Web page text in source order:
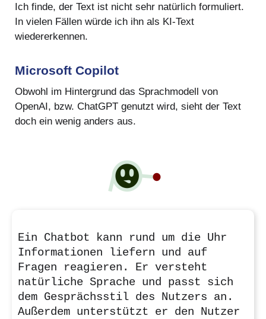
Ich finde, der Text ist nicht sehr natürlich formuliert.
In vielen Fällen würde ich ihn als KI-Text
wiedererkennen.
Microsoft Copilot
Obwohl im Hintergrund das Sprachmodell von
OpenAI, bzw. ChatGPT genutzt wird, sieht der Text
doch ein wenig anders aus.
Ein Chatbot kann rund um die Uhr
Informationen liefern und auf
Fragen reagieren. Er versteht
natürliche Sprache und passt sich
dem Gesprächsstil des Nutzers an.
Außerdem unterstützt er den Nutzer